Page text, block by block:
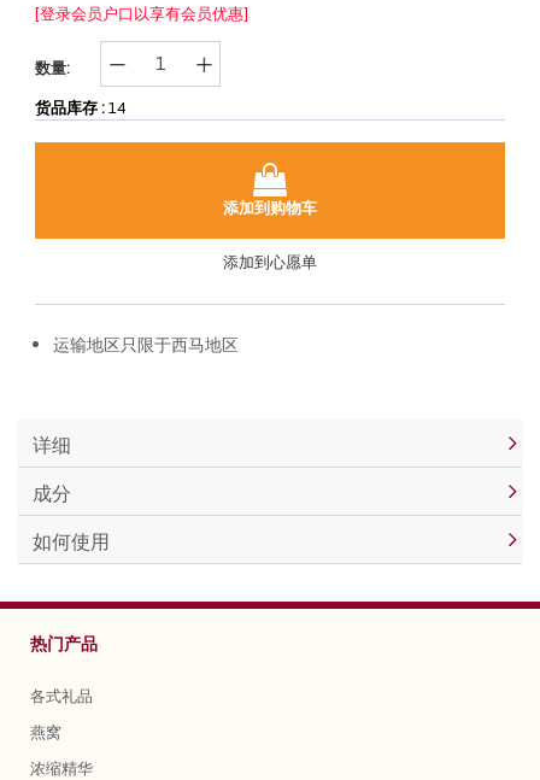
[登录会员户口以享有会员优惠]
数量:
货品库存 : 14
添加到购物车
添加到心愿单
运输地区只限于西马地区
详细
成分
如何使用
热门产品
各式礼品
燕窝
浓缩精华